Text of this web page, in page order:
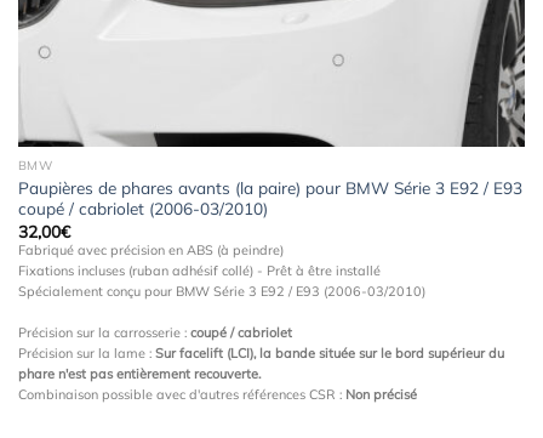
BMW
Paupières de phares avants (la paire) pour BMW Série 3 E92 / E93
coupé / cabriolet (2006-03/2010)
32,00€
Fabriqué avec précision en ABS (à peindre)
Fixations incluses (ruban adhésif collé) - Prêt à être installé
Spécialement conçu pour BMW Série 3 E92 / E93 (2006-03/2010)
Précision sur la carrosserie : coupé / cabriolet
Précision sur la lame : Sur facelift (LCI), la bande située sur le bord supérieur du
phare n'est pas entièrement recouverte.
Combinaison possible avec d'autres références CSR : Non précisé